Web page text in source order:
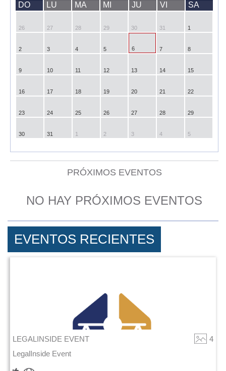
DO LU MA MI JU VI SA
26 27 28 29 30 31 1
2 3 4 5 6 7 8
9 10 11 12 13 14 15
16 17 18 19 20 21 22
23 24 25 26 27 28 29
30 31 1 2 3 4 5
PRÓXIMOS EVENTOS
NO HAY PRÓXIMOS EVENTOS
EVENTOS RECIENTES
LEGALINSIDE EVENT
4
LegalInside Event